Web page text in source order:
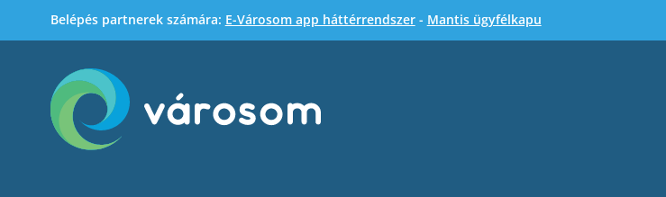
KihagyásBelépés partnerek számára: E-Városom app háttérrendszer- Mantis ügyfélkapu